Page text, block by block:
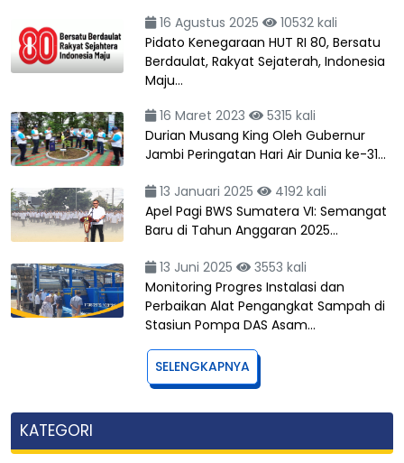
16 Agustus 2025
10532 kali
Pidato Kenegaraan HUT RI 80, Bersatu
Berdaulat, Rakyat Sejaterah, Indonesia
Maju…
16 Maret 2023
5315 kali
Durian Musang King Oleh Gubernur
Jambi Peringatan Hari Air Dunia ke-31…
13 Januari 2025
4192 kali
Apel Pagi BWS Sumatera VI: Semangat
Baru di Tahun Anggaran 2025…
13 Juni 2025
3553 kali
Monitoring Progres Instalasi dan
Perbaikan Alat Pengangkat Sampah di
Stasiun Pompa DAS Asam…
SELENGKAPNYA
KATEGORI